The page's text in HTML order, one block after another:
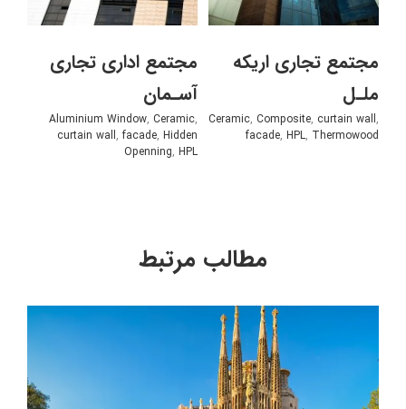
مجتمع تجاری اریکه
ملـل
Ceramic, Composite, curtain wall,
facade, HPL, Thermowood
مجتمع اداری تجاری
آسـمان
Aluminium Window, Ceramic,
curtain wall,facade, Hidden
Openning, HPL
مطالب مرتبط